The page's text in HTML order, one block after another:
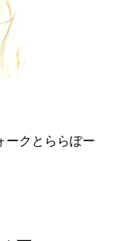
ークとららぽー